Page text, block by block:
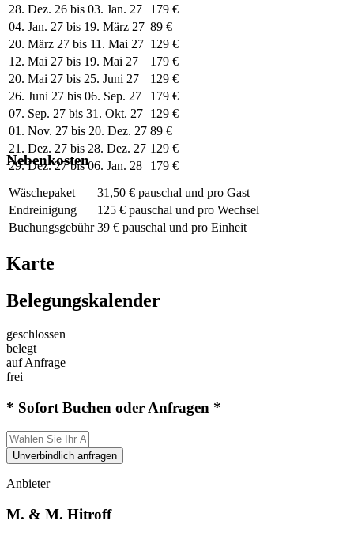
28. Dez. 26 bis 03. Jan. 27
179 €
04. Jan. 27 bis 19. März 27 89 €
20. März 27 bis 11. Mai 27 129 €
12. Mai 27 bis 19. Mai 27
179 €
20. Mai 27 bis 25. Juni 27
129 €
26. Juni 27 bis 06. Sep. 27
179 €
07. Sep. 27 bis 31. Okt. 27 129 €
01. Nov. 27 bis 20. Dez. 27 89 €
21. Dez. 27 bis 28. Dez. 27 129 €
29. Dez. 27 bis 06. Jan. 28
179 €
Nebenkosten
Wäschepaket
31,50 € pauschal und pro Gast
Endreinigung
125 € pauschal und pro Wechsel
Buchungsgebühr 39 € pauschal und pro Einheit
Karte
Belegungskalender
geschlossen
belegt
auf Anfrage
frei
* Sofort Buchen oder Anfragen *
Unverbindlich anfragen
Anbieter
M. & M. Hitroff